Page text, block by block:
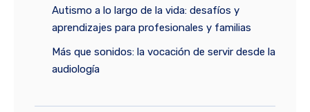
Autismo a lo largo de la vida: desafíos y
aprendizajes para profesionales y familias
Más que sonidos: la vocación de servir desde la
audiología